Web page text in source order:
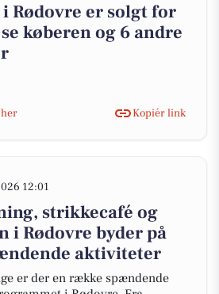
Rødovre er solgt for
køberen og 6 andre
Kopiér link
12:01
strikkecafé og
i Rødovre byder på
aktiviteter
er der en række spændende